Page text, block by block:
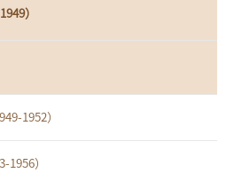
）
1952）
1956）